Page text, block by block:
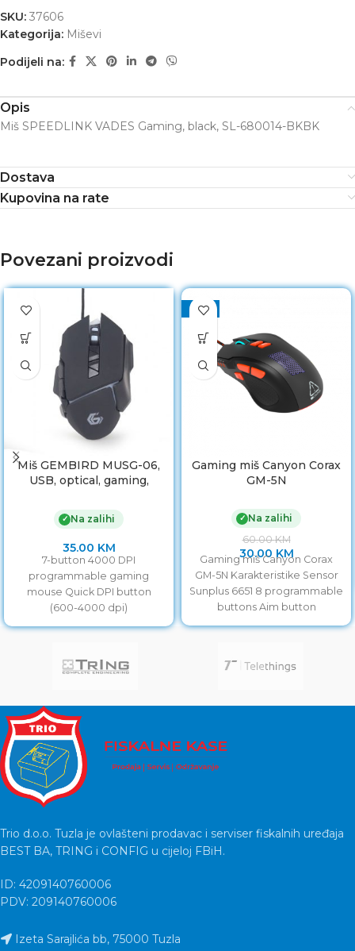
SKU: 37606
Kategorija: Miševi
Podijeli na:
Opis
Miš SPEEDLINK VADES Gaming, black, SL-680014-BKBK
Dostava
Kupovina na rate
Povezani proizvodi
Miš GEMBIRD MUSG-06,
USB, optical, gaming,
full ergonomic, 4000
✓ Na zalihi
35.00 KM
7-button 4000 DPI
programmable gaming
mouse Quick DPI button
(600-4000 dpi)
Programmable macro
-50%
Gaming miš Canyon Corax
GM-5N
✓ Na zalihi
60.00KM
30.00 KM
Gaming miš Canyon Corax
GM-5N Karakteristike Sensor
Sunplus 6651 8 programmable
buttons Aim button
Adjustable dpi Max dpi 6400
Trio d.o.o. Tuzla je ovlašteni prodavac i serviser fiskalnih uređaja
BEST BA, TRING i CONFIG u cijeloj FBiH.
ID: 4209140760006
PDV: 209140760006
Izeta Sarajlića bb, 75000 Tuzla